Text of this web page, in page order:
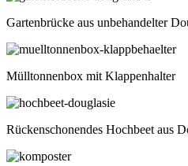
Gartenbrücke aus unbehandelter
Mülltonnenbox mit Klappenhalter
Rückenschonendes Hochbeet aus